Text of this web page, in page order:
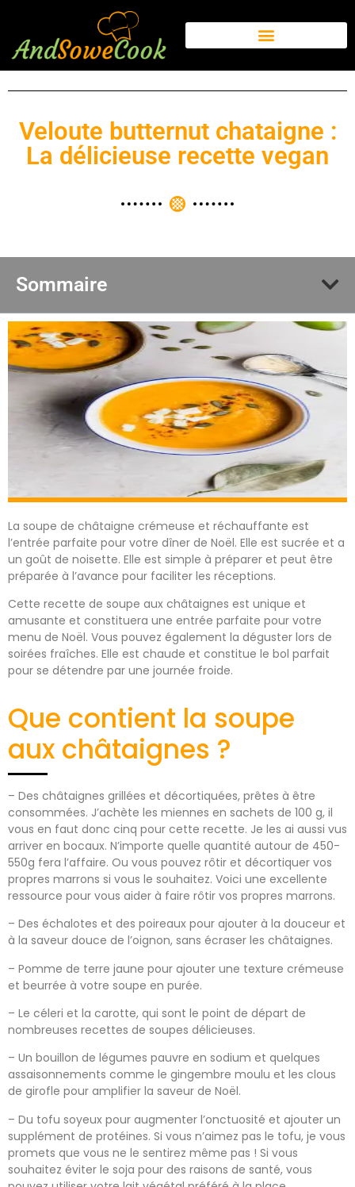
Veloute butternut chataigne :
La délicieuse recette vegan
Sommaire
La soupe de châtaigne crémeuse et réchauffante est
l’entrée parfaite pour votre dîner de Noël. Elle est sucrée et a
un goût de noisette. Elle est simple à préparer et peut être
préparée à l’avance pour faciliter les réceptions.
Cette recette de soupe aux châtaignes est unique et
amusante et constituera une entrée parfaite pour votre
menu de Noël. Vous pouvez également la déguster lors de
soirées fraîches. Elle est chaude et constitue le bol parfait
pour se détendre par une journée froide.
Que contient la soupe
aux châtaignes ?
– Des châtaignes grillées et décortiquées, prêtes à être
consommées. J’achète les miennes en sachets de 100 g, il
vous en faut donc cinq pour cette recette. Je les ai aussi vus
arriver en bocaux. N’importe quelle quantité autour de 450-
550g fera l’affaire. Ou vous pouvez rôtir et décortiquer vos
propres marrons si vous le souhaitez. Voici une excellente
ressource pour vous aider à faire rôtir vos propres marrons.
– Des échalotes et des poireaux pour ajouter à la douceur et
à la saveur douce de l’oignon, sans écraser les châtaignes.
– Pomme de terre jaune pour ajouter une texture crémeuse
et beurrée à votre soupe en purée.
– Le céleri et la carotte, qui sont le point de départ de
nombreuses recettes de soupes délicieuses.
– Un bouillon de légumes pauvre en sodium et quelques
assaisonnements comme le gingembre moulu et les clous
de girofle pour amplifier la saveur de Noël.
– Du tofu soyeux pour augmenter l’onctuosité et ajouter un
supplément de protéines. Si vous n’aimez pas le tofu, je vous
promets que vous ne le sentirez même pas ! Si vous
souhaitez éviter le soja pour des raisons de santé, vous